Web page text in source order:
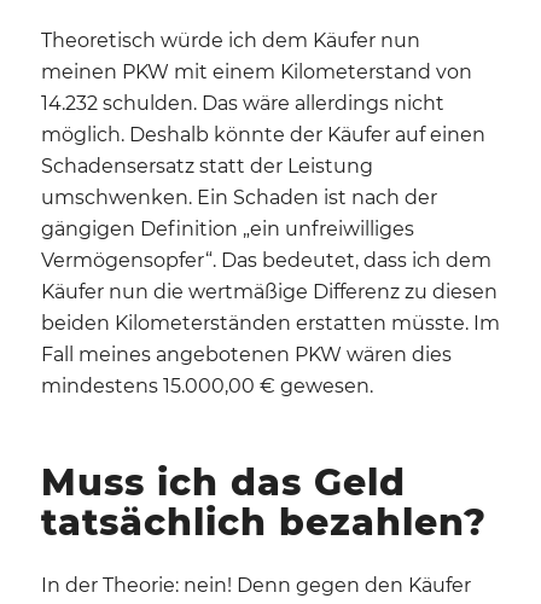
Theoretisch würde ich dem Käufer nun
meinen PKW mit einem Kilometerstand von
14.232 schulden. Das wäre allerdings nicht
möglich. Deshalb könnte der Käufer auf einen
Schadensersatz statt der Leistung
umschwenken. Ein Schaden ist nach der
gängigen Definition „ein unfreiwilliges
Vermögensopfer“. Das bedeutet, dass ich dem
Käufer nun die wertmäßige Differenz zu diesen
beiden Kilometerständen erstatten müsste. Im
Fall meines angebotenen PKW wären dies
mindestens 15.000,00 € gewesen.
Muss ich das Geld
tatsächlich bezahlen?
In der Theorie: nein! Denn gegen den Käufer